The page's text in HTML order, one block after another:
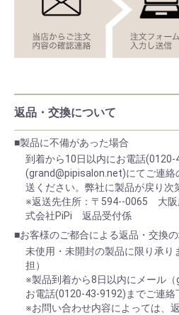
返品・交換について
■製品に不備があった場合
到着から10日以内にお電話
(grand@pipisalon.net)にてご連絡
送ください。弊社に製品が戻り次
※返送先住所：〒594--0065 大
式会社PiPi 返品受付係
■お客様のご都合による返品・交換
未使用・未開封の製品に限り承り
担）
※製品到着から8日以内にメール
お電話(0120-43-9192)までご連絡
※お問い合わせ内容によっては、